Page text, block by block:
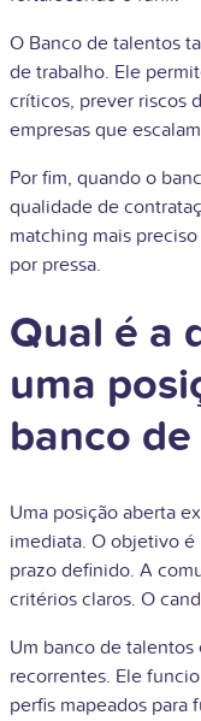
O Banco de talentos
de trabalho. Ele
críticos, prever riscos
empresas que
Por fim, quando o
qualidade de
matching mais
por pressa.
Qual é a
uma
banco
Uma posição aberta
imediata. O objetivo
prazo definido. A
critérios claros. O
Um banco de
recorrentes. Ele
perfis mapeados para